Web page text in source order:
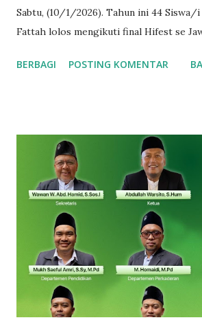
Sabtu, (10/1/2026). Tahun ini 44
Fattah lolos mengikuti final Hifest se
Matematika, IPA, IPS, PAI, sampai
Ustadz, dan 4 Ustadzah. Usaha tidak
alhamdulillah atas izin Allah Siswa/i
dari 44 finalis, dengan rincian sebagai
Matematika peraih Perunggu , Mauza
Attarayan (Kelas 1), Alfareezi Farzan
(Kelas 5) dan Emas, Adillia Sinar (Kelas
Bahasa Inggris peraih Perunggu ,
(Kelas 2), Sandra Qirani (Kelas 3),
Nadhif Maulana Tsaqif (Kela...
BERBAGI POSTING KOMENTAR